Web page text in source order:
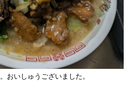
。おいしゅうございました。